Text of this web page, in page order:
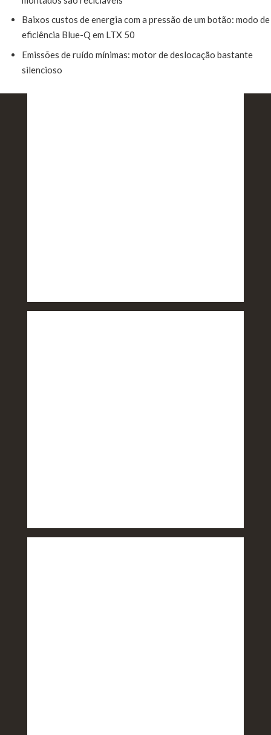
Baixos custos de energia com a pressão de um botão: modo de
eficiência Blue-Q em LTX 50
Emissões de ruído mínimas: motor de deslocação bastante
silenciosoVer gama completa Still: